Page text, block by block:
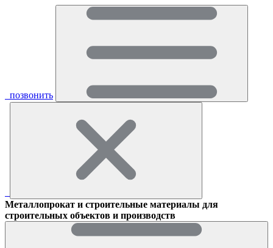
позвонить
Металлопрокат и строительные материалы для
строительных объектов и производств